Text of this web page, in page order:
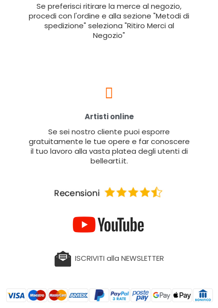
Se preferisci ritirare la merce al negozio,
procedi con l'ordine e alla sezione "Metodi di
spedizione" seleziona "Ritiro Merci al
Negozio"
Artisti online
Se sei nostro cliente puoi esporre
gratuitamente le tue opere e far conoscere
il tuo lavoro alla vasta platea degli utenti di
bellearti.it.
ISCRIVITI alla NEWSLETTER